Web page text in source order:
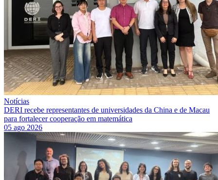
Notícias
DERI recebe representantes de universidades da China e de Macau
para fortalecer cooperação em matemática
05 ago 2026